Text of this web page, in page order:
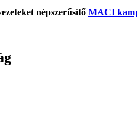
népszerűsítő MACI